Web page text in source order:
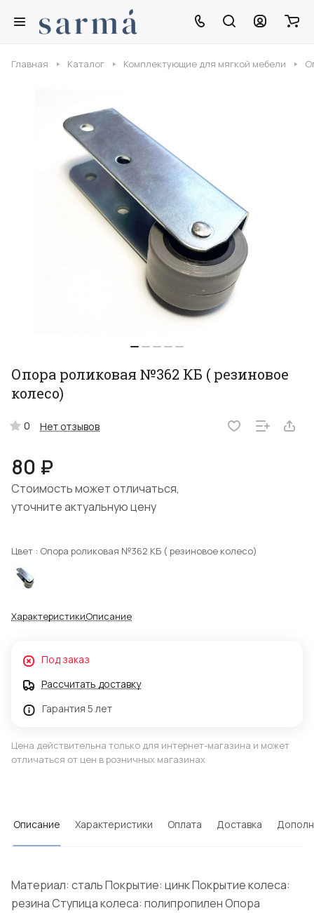
Главная Каталог Комплектующие для мягкой мебели
Опора роликовая №362 КБ ( резиновое
колесо)
0 Нет отзывов
80 ₽
Стоимость может отличаться,
уточните актуальную цену
Цвет : Опора роликовая №362 КБ ( резиновое колесо)
ХарактеристикиОписание
Под заказ
Рассчитать доставку
Гарантия 5 лет
Цена действительна только для интернет-магазина и может
отличаться от цен в розничных магазинах
Описание Характеристики Оплата Доставка
Материал: сталь Покрытие: цинк Покрытие колеса:
резина Ступица колеса: полипропилен Опора